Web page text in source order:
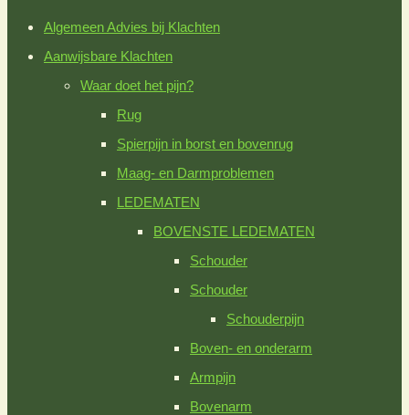
paneelAlgemeen Advies bij Klachten
Aanwijsbare Klachten
Waar doet het pijn?
Rug
Spierpijn in borst en bovenrug
Maag- en Darmproblemen
LEDEMATEN
BOVENSTE LEDEMATEN
Schouder
Schouder
Schouderpijn
Boven- en onderarm
Armpijn
Bovenarm